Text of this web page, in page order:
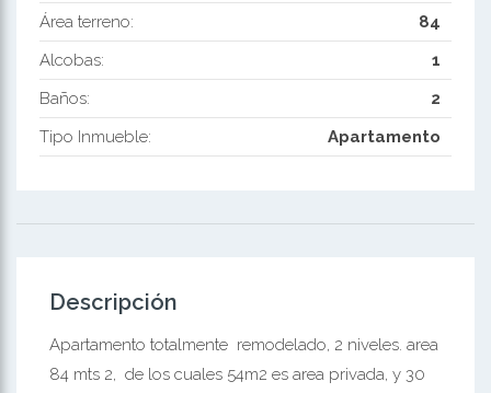
Área terreno:
84
Alcobas:
1
Baños:
2
Tipo Inmueble:
Apartamento
Descripción
Apartamento totalmente remodelado, 2 niveles. area
84 mts 2, de los cuales 54m2 es area privada, y 30